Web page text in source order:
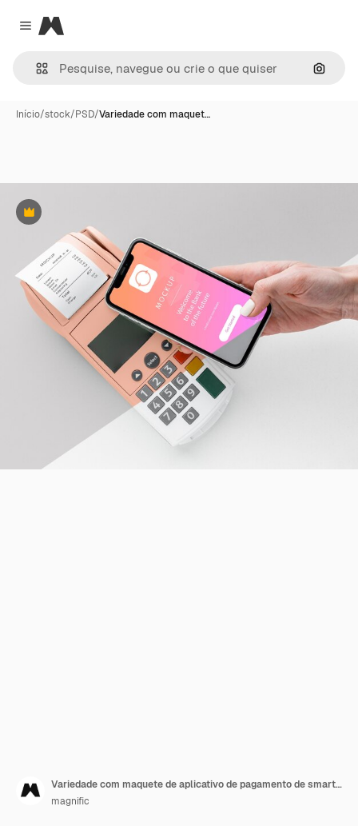
Close menu
Magnific
Início/stock/PSD/Variedade com maquet…
Premium
Variedade com maquete de aplicativo de pagamento de smartphone
magnific